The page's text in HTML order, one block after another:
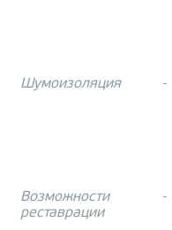
Шумоизоляция
-
Возможности
реставрации
-